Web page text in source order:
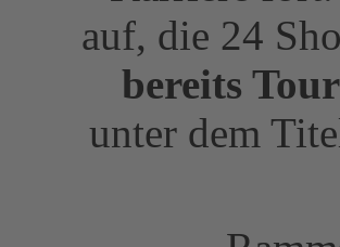
auf, die 24
bereits
unter dem